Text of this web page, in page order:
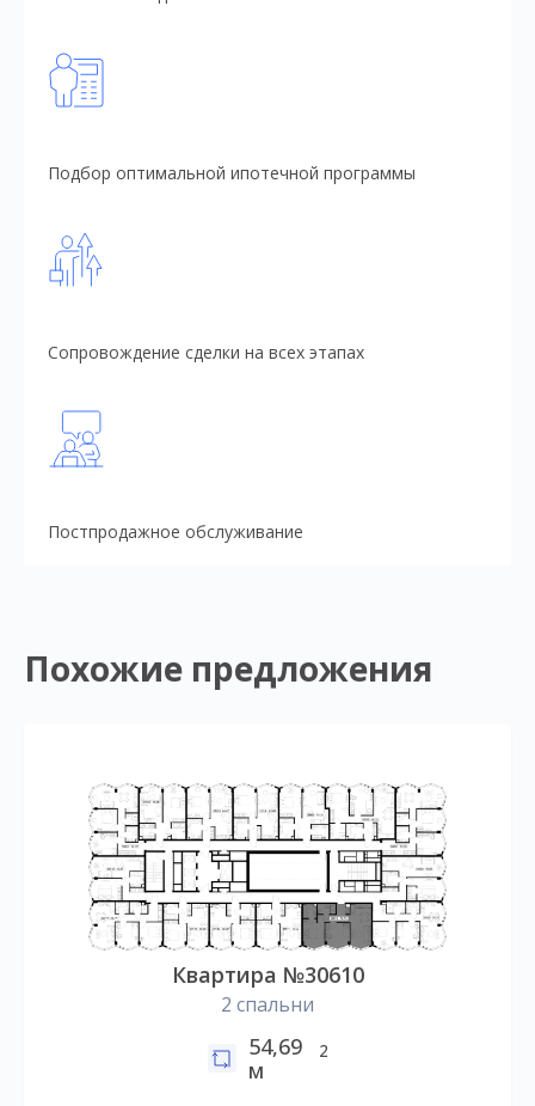
Подбор оптимальной ипотечной программы
Сопровождение сделки на всех этапах
Постпродажное обслуживание
Похожие предложения
Квартира №30610
2 спальни
54,69
м
2